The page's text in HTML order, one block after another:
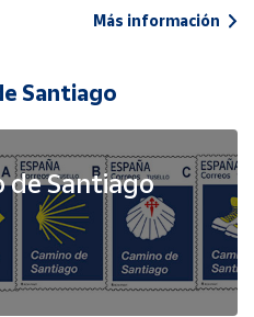
Más información
Santiago
de Santiago